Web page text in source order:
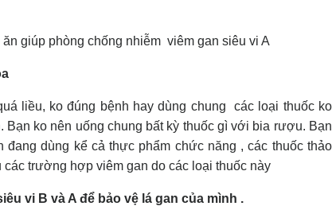
giúp phòng chống nhiễm viêm gan siêu vi A
liều, ko đúng bệnh hay dùng chung các loại thuốc ko
Bạn ko nên uống chung bất kỳ thuốc gì với bia rượu. Bạn
đang dùng kể cả thực phẩm chức năng , các thuốc thảo
trường hợp viêm gan do các loại thuốc này
vi B và A để bảo vệ lá gan của mình .